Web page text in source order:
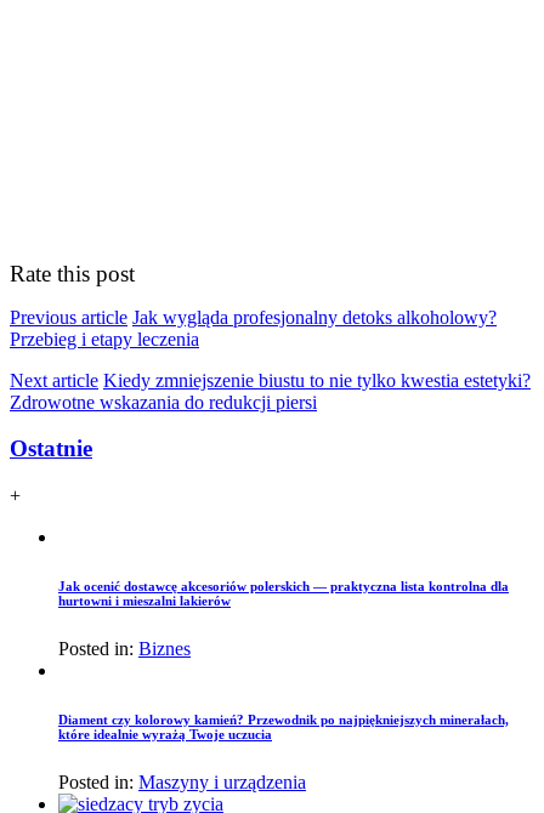
Rate this post
Previous article Jak wygląda profesjonalny detoks alkoholowy?
Przebieg i etapy leczenia
Next article Kiedy zmniejszenie biustu to nie tylko kwestia estetyki?
Zdrowotne wskazania do redukcji piersi
Ostatnie
+
Jak ocenić dostawcę akcesoriów polerskich — praktyczna lista kontrolna dla
hurtowni i mieszalni lakierów
Posted in: Biznes
Diament czy kolorowy kamień? Przewodnik po najpiękniejszych minerałach,
które idealnie wyrażą Twoje uczucia
Posted in: Maszyny i urządzenia